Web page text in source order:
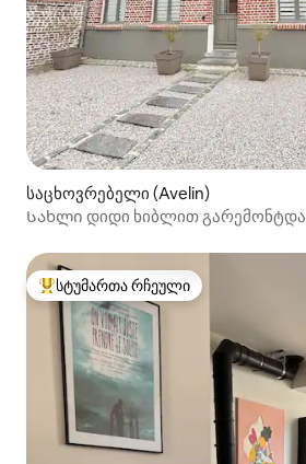
საცხოვრებელი (Avelin)
Სახლი დიდი ხიბლით გარემონტდა
სტუმართა რჩეული მოწინავე ვარიანტი
სტუმართა რჩეული